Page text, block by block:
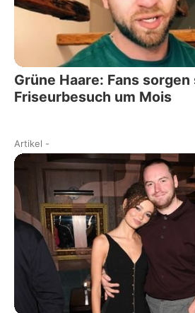
Grüne Haare: Fans sorgen
Friseurbesuch um Mois
Artikel -